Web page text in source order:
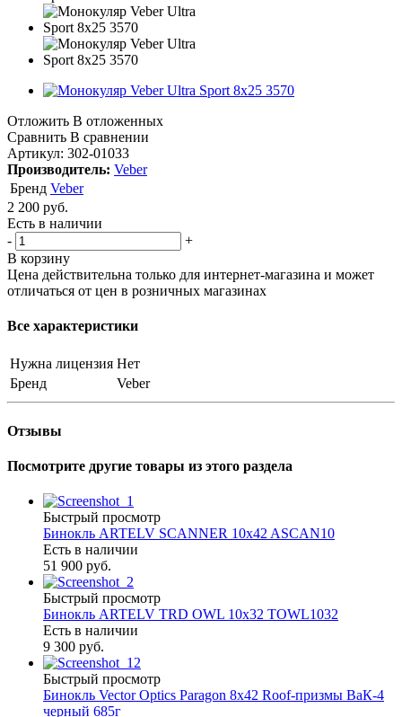
Отложить В отложенных
Сравнить В сравнении
Артикул: 302-01033
Производитель: Veber
Бренд Veber
2 200 руб.
Есть в наличии
-
+
В корзину
Цена действительна только для интернет-магазина и может
отличаться от цен в розничных магазинах
Все характеристики
Нужна лицензия Нет
Бренд
Veber
Отзывы
Посмотрите другие товары из этого раздела
Быстрый просмотр
Бинокль ARTELV SCANNER 10x42 ASCAN10
Есть в наличии
51 900 руб.
Быстрый просмотр
Бинокль ARTELV TRD OWL 10x32 TOWL1032
Есть в наличии
9 300 руб.
Быстрый просмотр
Бинокль Vector Optics Paragon 8x42 Roof-призмы ВaК-4
черный 685г